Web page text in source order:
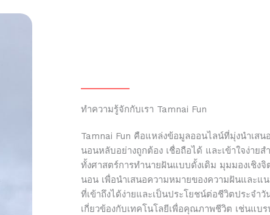
ทำความรู้จักกับเรา Tamnai Fun
Tamnai Fun คือแหล่งข้อมูลออนไลน์ที่มุ่งนำเสน
นอนหลับอย่างถูกต้อง เชื่อถือได้ และเข้าใจง่าย
ทั้งศาสตร์การทำนายฝันแบบดั้งเดิม มุมมองเชิง
นอน เพื่อนำเสนอความหมายของความฝันและ
ที่เข้าถึงได้ง่ายและเป็นประโยชน์ต่อชีวิตประจำ
เกี่ยวข้องกับเทคโนโลยีเพื่อคุณภาพชีวิต เช่นแบ